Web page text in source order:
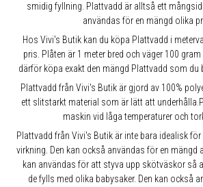
smidig fyllning. Plattvadd är alltså ett
användas för en mängd olika
Hos Vivi's Butik kan du köpa Plattvadd i
pris. Plåten är 1 meter bred och väger 100
därför köpa exakt den mängd Plattvadd som du
Plattvadd från Vivi's Butik är gjord av 100%
ett slitstarkt material som är lätt att
maskin vid låga temperaturer och
Plattvadd från Vivi's Butik är inte bara idealisk
virkning. Den kan också användas för en mängd
kan användas för att styva upp skötväskor så
de fylls med olika babysaker. Den kan också